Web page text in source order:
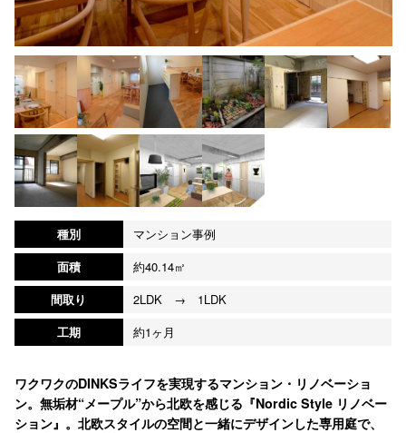
種別
マンション事例
面積
約40.14㎡
間取り
2LDK → 1LDK
工期
約1ヶ月
ワクワクのDINKSライフを実現するマンション・リノベーショ
ン。無垢材“メープル”から北欧を感じる『Nordic Style リノベー
ション』。北欧スタイルの空間と一緒にデザインした専用庭で、